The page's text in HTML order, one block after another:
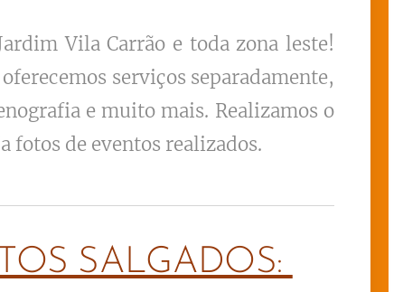
Vila Carrão e toda zona leste!
serviços separadamente,
e muito mais. Realizamos o
fotos de eventos realizados.
SALGADOS: